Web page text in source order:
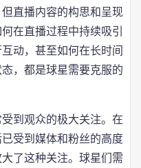
直播内容的构思和呈现
在直播过程中持续吸引
动，甚至如何在长时间
，都是球星需要克服的
到观众的极大关注。在
受到媒体和粉丝的高度
了这种关注。球星们需